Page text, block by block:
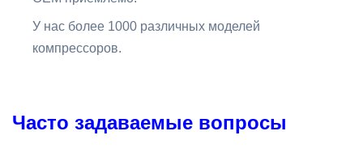
У нас более 1000 различных моделей
компрессоров.
Часто задаваемые вопросы